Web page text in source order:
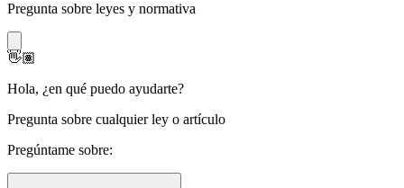
Pregunta sobre leyes y normativa
👋🏽
Hola, ¿en qué puedo ayudarte?
Pregunta sobre cualquier ley o artículo
Pregúntame sobre: